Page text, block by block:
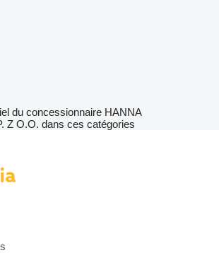
du concessionnaire HANNA
Z O.O. dans ces catégories